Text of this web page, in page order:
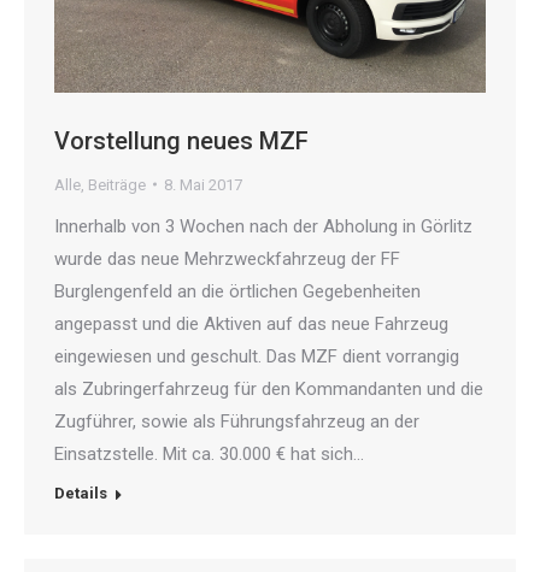
Vorstellung neues MZF
Alle Beiträge 8. Mai 2017
Innerhalb von 3 Wochen nach der Abholung in Görlitz
wurde das neue Mehrzweckfahrzeug der FF
Burglengenfeld an die örtlichen Gegebenheiten
angepasst und die Aktiven auf das neue Fahrzeug
eingewiesen und geschult. Das MZF dient vorrangig
als Zubringerfahrzeug für den Kommandanten und die
Zugführer, sowie als Führungsfahrzeug an der
Einsatzstelle. Mit ca. 30.000 € hat sich…
Details